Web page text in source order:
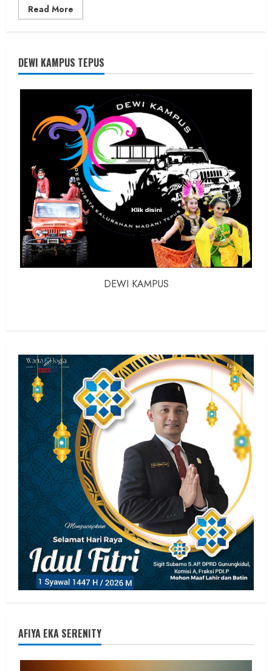
Read More
more
dan
Dokter
dan
DEWI KAMPUS TEPUS
DEWI KAMPUS
AFIYA EKA SERENITY